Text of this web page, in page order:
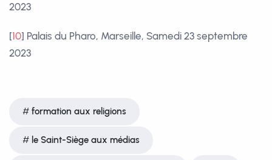
2023
[10] Palais du Pharo, Marseille, Samedi 23 septembre
2023
formation aux religions
le Saint-Siège aux médias